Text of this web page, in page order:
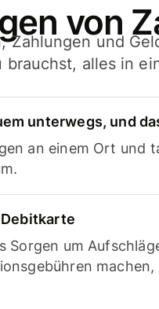
von
Zahlungen und
brauchst, alles in
unterwegs, und
an einem Ort und
Sorgen um